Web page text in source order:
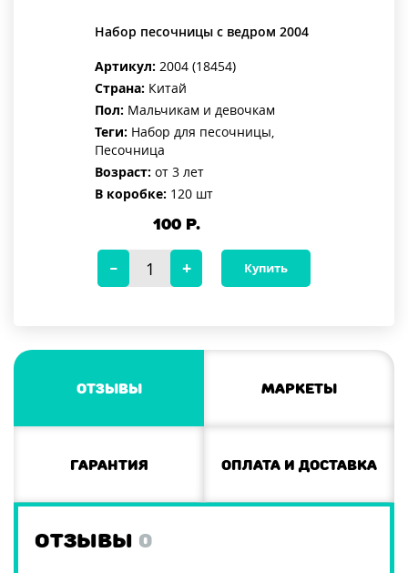
Набор песочницы с ведром 2004
Артикул: 2004 (18454)
Страна: Китай
Пол: Мальчикам и девочкам
Теги: Набор для песочницы,
Песочница
Возраст: от 3 лет
В коробке: 120 шт
100Р.
Купить
Отзывы Маркеты
Гарантия Оплата и доставка
ОТЗЫВЫ 0